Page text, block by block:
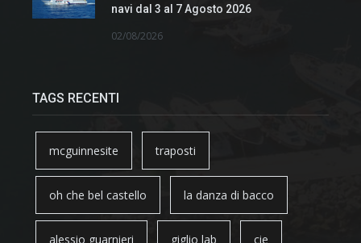
navi dal 3 al 7 Agosto 2026
02/08/2026
TAGS RECENTI
mcguinnesite traposti
oh che bel castello la danza di bacco
alessio guarnieri giglio lab cie